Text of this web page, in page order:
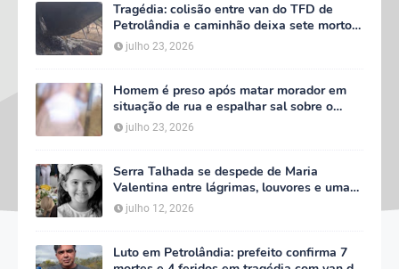
Tragédia: colisão entre van do TFD de
Petrolândia e caminhão deixa sete mortos
em Floresta
julho 23, 2026
Homem é preso após matar morador em
situação de rua e espalhar sal sobre o
corpo em Serra Talhada
julho 23, 2026
Serra Talhada se despede de Maria
Valentina entre lágrimas, louvores e uma
multidão que caminhou ao lado da família
julho 12, 2026
Luto em Petrolândia: prefeito confirma 7